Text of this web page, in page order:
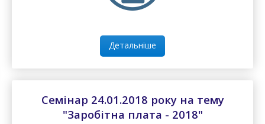
Детальніше
Семінар 24.01.2018 року на тему
"Заробітна плата - 2018"